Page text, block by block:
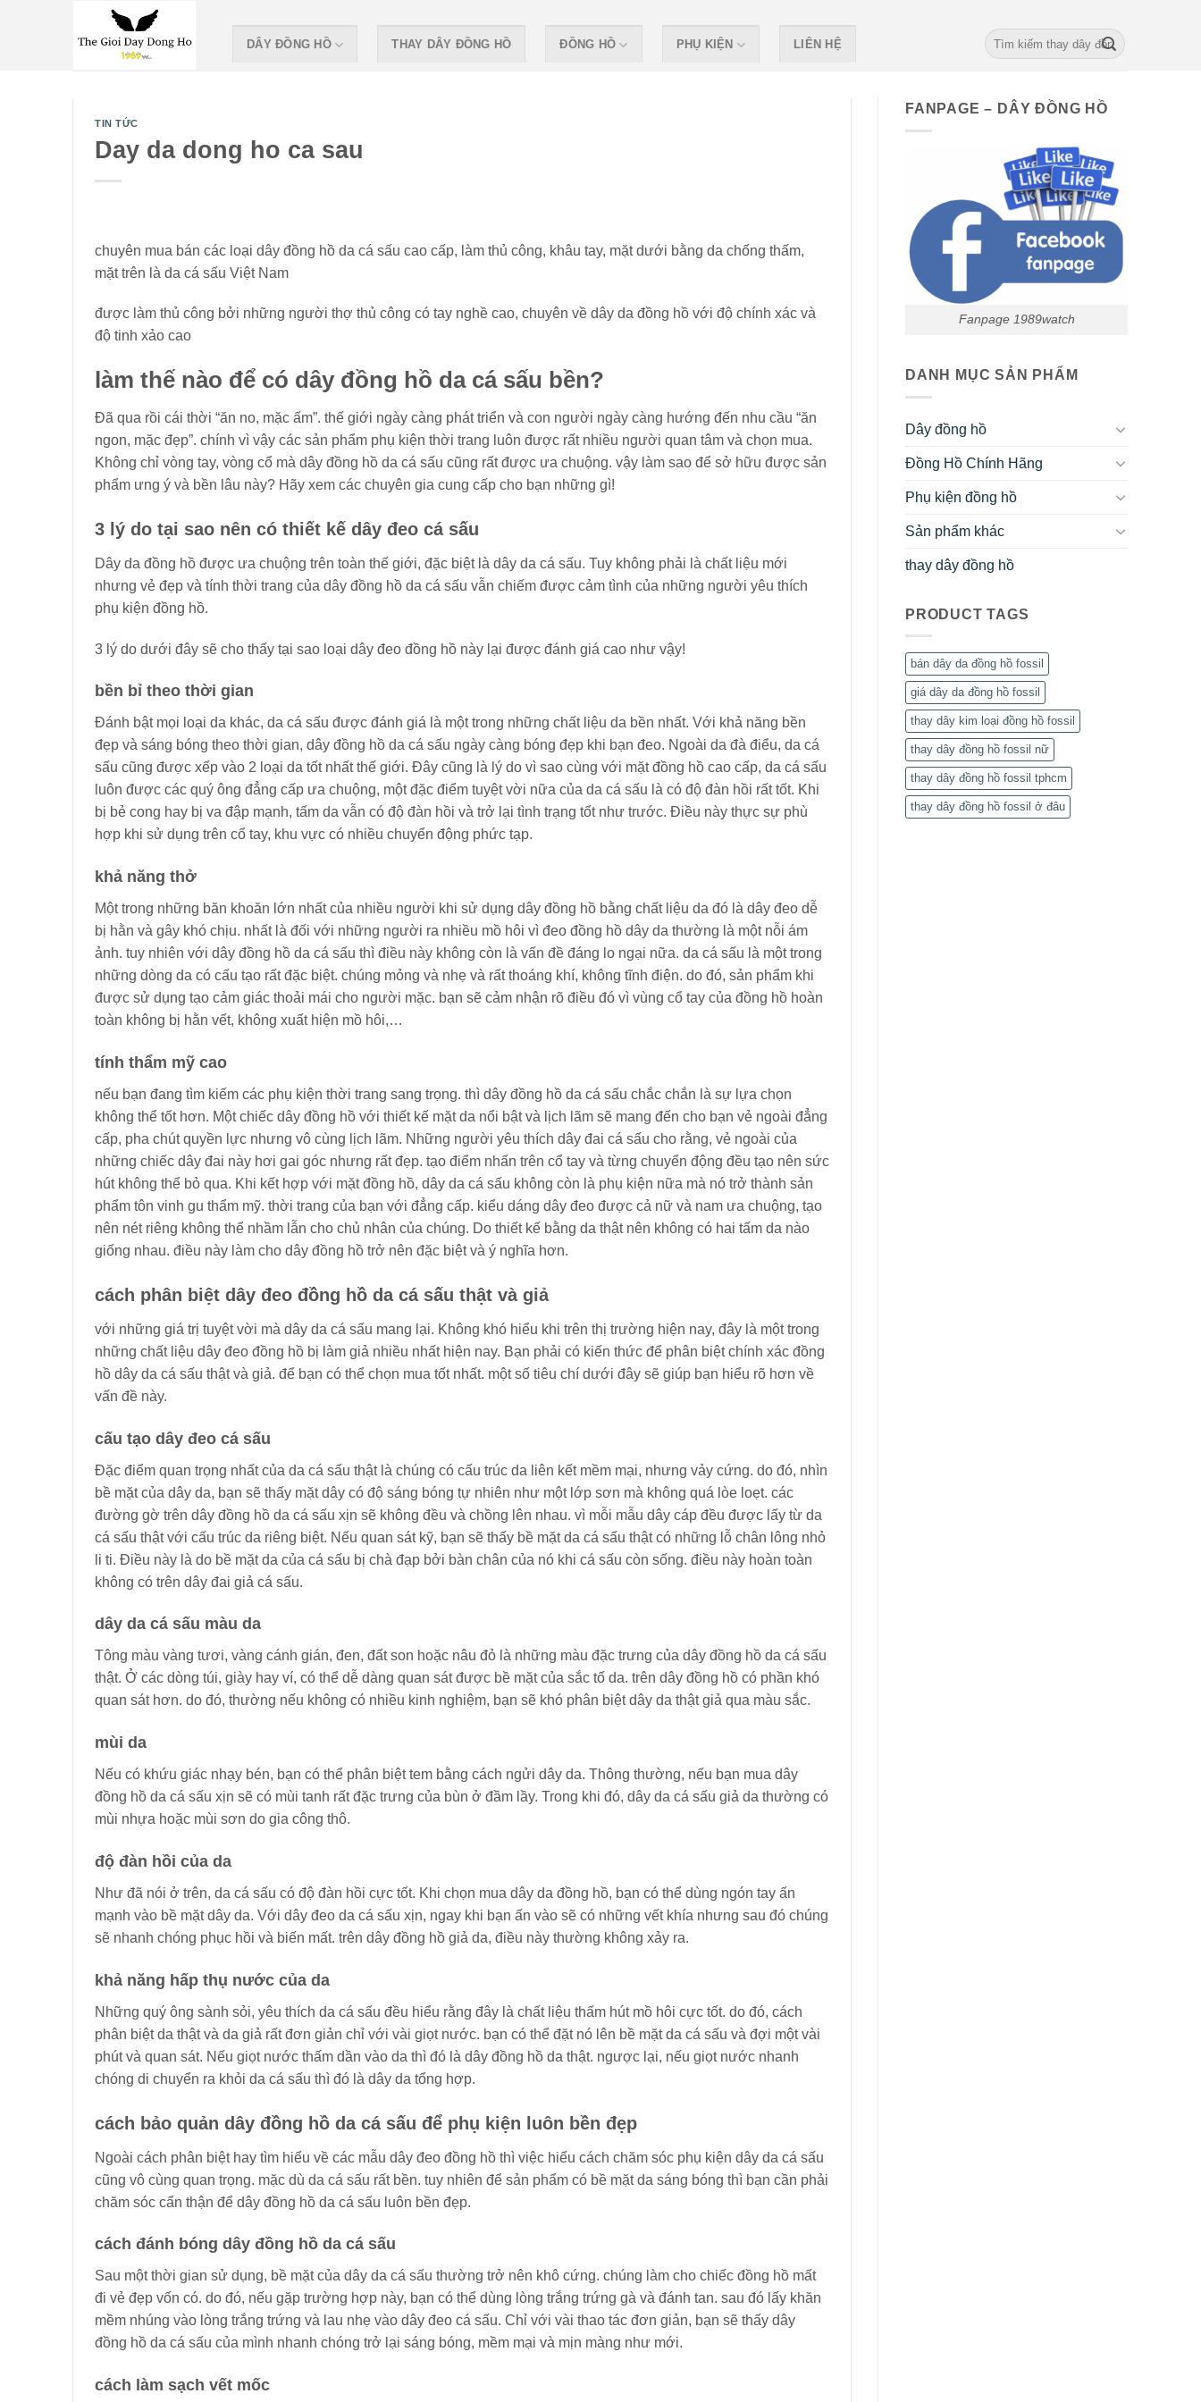
DÂY ĐỒNG HỒ THAY DÂY ĐỒNG HỒ ĐỒNG HỒ PHỤ KIỆN LIÊN HỆ
Search
for:
TIN TỨC
Day da dong ho ca sau
chuyên mua bán các loại dây đồng hồ da cá sấu cao cấp, làm thủ công, khâu tay, mặt dưới bằng da chống thấm,
mặt trên là da cá sấu Việt Nam
được làm thủ công bởi những người thợ thủ công có tay nghề cao, chuyên về dây da đồng hồ với độ chính xác và
độ tinh xảo cao
làm thế nào để có dây đồng hồ da cá sấu bền?
Đã qua rồi cái thời “ăn no, mặc ấm”. thế giới ngày càng phát triển và con người ngày càng hướng đến nhu cầu “ăn
ngon, mặc đẹp”. chính vì vậy các sản phẩm phụ kiện thời trang luôn được rất nhiều người quan tâm và chọn mua.
Không chỉ vòng tay, vòng cổ mà dây đồng hồ da cá sấu cũng rất được ưa chuộng. vậy làm sao để sở hữu được sản
phẩm ưng ý và bền lâu này? Hãy xem các chuyên gia cung cấp cho bạn những gì!
3 lý do tại sao nên có thiết kế dây đeo cá sấu
Dây da đồng hồ được ưa chuộng trên toàn thế giới, đặc biệt là dây da cá sấu. Tuy không phải là chất liệu mới
nhưng vẻ đẹp và tính thời trang của dây đồng hồ da cá sấu vẫn chiếm được cảm tình của những người yêu thích
phụ kiện đồng hồ.
3 lý do dưới đây sẽ cho thấy tại sao loại dây đeo đồng hồ này lại được đánh giá cao như vậy!
bền bỉ theo thời gian
Đánh bật mọi loại da khác, da cá sấu được đánh giá là một trong những chất liệu da bền nhất. Với khả năng bền
đẹp và sáng bóng theo thời gian, dây đồng hồ da cá sấu ngày càng bóng đẹp khi bạn đeo. Ngoài da đà điểu, da cá
sấu cũng được xếp vào 2 loại da tốt nhất thế giới. Đây cũng là lý do vì sao cùng với mặt đồng hồ cao cấp, da cá sấu
luôn được các quý ông đẳng cấp ưa chuộng, một đặc điểm tuyệt vời nữa của da cá sấu là có độ đàn hồi rất tốt. Khi
bị bẻ cong hay bị va đập mạnh, tấm da vẫn có độ đàn hồi và trở lại tình trạng tốt như trước. Điều này thực sự phù
hợp khi sử dụng trên cổ tay, khu vực có nhiều chuyển động phức tạp.
khả năng thở
Một trong những băn khoăn lớn nhất của nhiều người khi sử dụng dây đồng hồ bằng chất liệu da đó là dây đeo dễ
bị hằn và gây khó chịu. nhất là đối với những người ra nhiều mồ hôi vì đeo đồng hồ dây da thường là một nỗi ám
ảnh. tuy nhiên với dây đồng hồ da cá sấu thì điều này không còn là vấn đề đáng lo ngại nữa. da cá sấu là một trong
những dòng da có cấu tạo rất đặc biệt. chúng mỏng và nhẹ và rất thoáng khí, không tĩnh điện. do đó, sản phẩm khi
được sử dụng tạo cảm giác thoải mái cho người mặc. bạn sẽ cảm nhận rõ điều đó vì vùng cổ tay của đồng hồ hoàn
toàn không bị hằn vết, không xuất hiện mồ hôi,…
tính thẩm mỹ cao
nếu bạn đang tìm kiếm các phụ kiện thời trang sang trọng. thì dây đồng hồ da cá sấu chắc chắn là sự lựa chọn
không thể tốt hơn. Một chiếc dây đồng hồ với thiết kế mặt da nổi bật và lịch lãm sẽ mang đến cho bạn vẻ ngoài đẳng
cấp, pha chút quyền lực nhưng vô cùng lịch lãm. Những người yêu thích dây đai cá sấu cho rằng, vẻ ngoài của
những chiếc dây đai này hơi gai góc nhưng rất đẹp. tạo điểm nhấn trên cổ tay và từng chuyển động đều tạo nên sức
hút không thể bỏ qua. Khi kết hợp với mặt đồng hồ, dây da cá sấu không còn là phụ kiện nữa mà nó trở thành sản
phẩm tôn vinh gu thẩm mỹ. thời trang của bạn với đẳng cấp. kiểu dáng dây đeo được cả nữ và nam ưa chuộng, tạo
nên nét riêng không thể nhầm lẫn cho chủ nhân của chúng. Do thiết kế bằng da thật nên không có hai tấm da nào
giống nhau. điều này làm cho dây đồng hồ trở nên đặc biệt và ý nghĩa hơn.
cách phân biệt dây đeo đồng hồ da cá sấu thật và giả
với những giá trị tuyệt vời mà dây da cá sấu mang lại. Không khó hiểu khi trên thị trường hiện nay, đây là một trong
những chất liệu dây đeo đồng hồ bị làm giả nhiều nhất hiện nay. Bạn phải có kiến ​​thức để phân biệt chính xác đồng
hồ dây da cá sấu thật và giả. để bạn có thể chọn mua tốt nhất. một số tiêu chí dưới đây sẽ giúp bạn hiểu rõ hơn về
vấn đề này.
cấu tạo dây đeo cá sấu
Đặc điểm quan trọng nhất của da cá sấu thật là chúng có cấu trúc da liên kết mềm mại, nhưng vảy cứng. do đó, nhìn
bề mặt của dây da, bạn sẽ thấy mặt dây có độ sáng bóng tự nhiên như một lớp sơn mà không quá lòe loẹt. các
đường gờ trên dây đồng hồ da cá sấu xịn sẽ không đều và chồng lên nhau. vì mỗi mẫu dây cáp đều được lấy từ da
cá sấu thật với cấu trúc da riêng biệt. Nếu quan sát kỹ, bạn sẽ thấy bề mặt da cá sấu thật có những lỗ chân lông nhỏ
li ti. Điều này là do bề mặt da của cá sấu bị chà đạp bởi bàn chân của nó khi cá sấu còn sống. điều này hoàn toàn
không có trên dây đai giả cá sấu.
dây da cá sấu màu da
Tông màu vàng tươi, vàng cánh gián, đen, đất son hoặc nâu đỏ là những màu đặc trưng của dây đồng hồ da cá sấu
thật. Ở các dòng túi, giày hay ví, có thể dễ dàng quan sát được bề mặt của sắc tố da. trên dây đồng hồ có phần khó
quan sát hơn. do đó, thường nếu không có nhiều kinh nghiệm, bạn sẽ khó phân biệt dây da thật giả qua màu sắc.
mùi da
Nếu có khứu giác nhạy bén, bạn có thể phân biệt tem bằng cách ngửi dây da. Thông thường, nếu bạn mua dây
đồng hồ da cá sấu xịn sẽ có mùi tanh rất đặc trưng của bùn ở đầm lầy. Trong khi đó, dây da cá sấu giả da thường có
mùi nhựa hoặc mùi sơn do gia công thô.
độ đàn hồi của da
Như đã nói ở trên, da cá sấu có độ đàn hồi cực tốt. Khi chọn mua dây da đồng hồ, bạn có thể dùng ngón tay ấn
mạnh vào bề mặt dây da. Với dây đeo da cá sấu xịn, ngay khi bạn ấn vào sẽ có những vết khía nhưng sau đó chúng
sẽ nhanh chóng phục hồi và biến mất. trên dây đồng hồ giả da, điều này thường không xảy ra.
khả năng hấp thụ nước của da
Những quý ông sành sỏi, yêu thích da cá sấu đều hiểu rằng đây là chất liệu thấm hút mồ hôi cực tốt. do đó, cách
phân biệt da thật và da giả rất đơn giản chỉ với vài giọt nước. bạn có thể đặt nó lên bề mặt da cá sấu và đợi một vài
phút và quan sát. Nếu giọt nước thấm dần vào da thì đó là dây đồng hồ da thật. ngược lại, nếu giọt nước nhanh
chóng di chuyển ra khỏi da cá sấu thì đó là dây da tổng hợp.
cách bảo quản dây đồng hồ da cá sấu để phụ kiện luôn bền đẹp
Ngoài cách phân biệt hay tìm hiểu về các mẫu dây đeo đồng hồ thì việc hiểu cách chăm sóc phụ kiện dây da cá sấu
cũng vô cùng quan trọng. mặc dù da cá sấu rất bền. tuy nhiên để sản phẩm có bề mặt da sáng bóng thì bạn cần phải
chăm sóc cẩn thận để dây đồng hồ da cá sấu luôn bền đẹp.
cách đánh bóng dây đồng hồ da cá sấu
Sau một thời gian sử dụng, bề mặt của dây da cá sấu thường trở nên khô cứng. chúng làm cho chiếc đồng hồ mất
đi vẻ đẹp vốn có. do đó, nếu gặp trường hợp này, bạn có thể dùng lòng trắng trứng gà và đánh tan. sau đó lấy khăn
mềm nhúng vào lòng trắng trứng và lau nhẹ vào dây đeo cá sấu. Chỉ với vài thao tác đơn giản, bạn sẽ thấy dây
đồng hồ da cá sấu của mình nhanh chóng trở lại sáng bóng, mềm mại và mịn màng như mới.
cách làm sạch vết mốc
FANPAGE – DÂY ĐỒNG HỒ
Fanpage 1989watch
DANH MỤC SẢN PHẨM
Dây đồng hồ
Đồng Hồ Chính Hãng
Phụ kiện đồng hồ
Sản phẩm khác
thay dây đồng hồ
PRODUCT TAGS
bán dây da đồng hồ fossil
giá dây da đồng hồ fossil
thay dây kim loại đồng hồ fossil
thay dây đồng hồ fossil nữ
thay dây đồng hồ fossil tphcm
thay dây đồng hồ fossil ở đâu